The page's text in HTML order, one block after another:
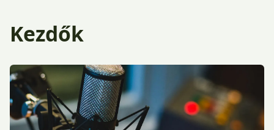
Kezdők